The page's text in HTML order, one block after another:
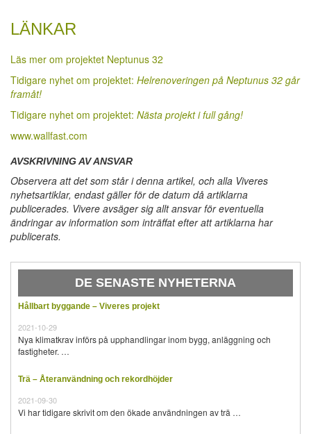
LÄNKAR
Läs mer om projektet Neptunus 32
Tidigare nyhet om projektet: Helrenoveringen på Neptunus 32 går
framåt!
Tidigare nyhet om projektet: Nästa projekt i full gång!
www.wallfast.com
AVSKRIVNING AV ANSVAR
Observera att det som står i denna artikel, och alla Viveres
nyhetsartiklar, endast gäller för de datum då artiklarna
publicerades. Vivere avsäger sig allt ansvar för eventuella
ändringar av information som inträffat efter att artiklarna har
publicerats.
DE SENASTE NYHETERNA
Hållbart byggande – Viveres projekt
2021-10-29
Nya klimatkrav införs på upphandlingar inom bygg, anläggning och
fastigheter. …
Trä – Återanvändning och rekordhöjder
2021-09-30
Vi har tidigare skrivit om den ökade användningen av trä …